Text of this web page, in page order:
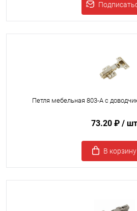
Петля мебельная 803-А с
73.20 ₽ / шт
В корзину